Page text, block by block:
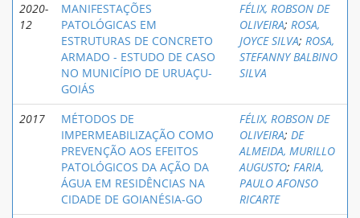
2020-
12
MANIFESTAÇÕES
PATOLÓGICAS EM
ESTRUTURAS DE CONCRETO
ARMADO - ESTUDO DE CASO
NO MUNICÍPIO DE URUAÇU-
GOIÁS
FÉLIX, ROBSON DE
OLIVEIRA; ROSA,
JOYCE SILVA; ROSA,
STEFANNY BALBINO
SILVA
2017
MÉTODOS DE
IMPERMEABILIZAÇÃO COMO
PREVENÇÃO AOS EFEITOS
PATOLÓGICOS DA AÇÃO DA
ÁGUA EM RESIDÊNCIAS NA
CIDADE DE GOIANÉSIA-GO
FÉLIX, ROBSON DE
OLIVEIRA; DE
ALMEIDA, MURILLO
AUGUSTO; FARIA,
PAULO AFONSO
RICARTE